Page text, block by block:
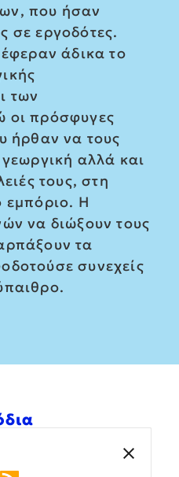
που ήσαν
σε εργοδότες.
άδικα το
των
οι πρόσφυγες
ήρθαν να τους
αλλά και
τους, στη
εμπόριο. Η
να διώξουν τους
τα
συνεχείς